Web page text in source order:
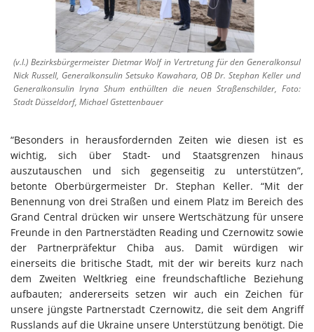
(v.l.) Bezirksbürgermeister Dietmar Wolf in Vertretung für den Generalkonsul
Nick Russell, Generalkonsulin Setsuko Kawahara, OB Dr. Stephan Keller und
Generalkonsulin Iryna Shum enthüllten die neuen Straßenschilder, Foto:
Stadt Düsseldorf, Michael Gstettenbauer
“Besonders in herausfordernden Zeiten wie diesen ist es
wichtig, sich über Stadt- und Staatsgrenzen hinaus
auszutauschen und sich gegenseitig zu unterstützen”,
betonte Oberbürgermeister Dr. Stephan Keller. “Mit der
Benennung von drei Straßen und einem Platz im Bereich des
Grand Central drücken wir unsere Wertschätzung für unsere
Freunde in den Partnerstädten Reading und Czernowitz sowie
der Partnerpräfektur Chiba aus. Damit würdigen wir
einerseits die britische Stadt, mit der wir bereits kurz nach
dem Zweiten Weltkrieg eine freundschaftliche Beziehung
aufbauten; andererseits setzen wir auch ein Zeichen für
unsere jüngste Partnerstadt Czernowitz, die seit dem Angriff
Russlands auf die Ukraine unsere Unterstützung benötigt. Die